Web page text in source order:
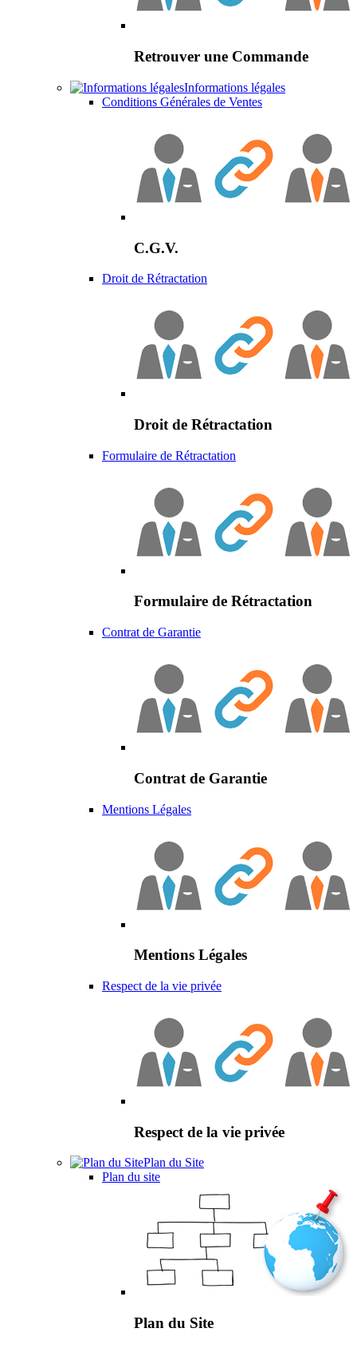
Retrouver une Commande
Informations légales
Conditions Générales de Ventes
C.G.V.
Droit de Rétractation
Droit de Rétractation
Formulaire de Rétractation
Formulaire de Rétractation
Contrat de Garantie
Contrat de Garantie
Mentions Légales
Mentions Légales
Respect de la vie privée
Respect de la vie privée
Plan du Site
Plan du site
Plan du Site